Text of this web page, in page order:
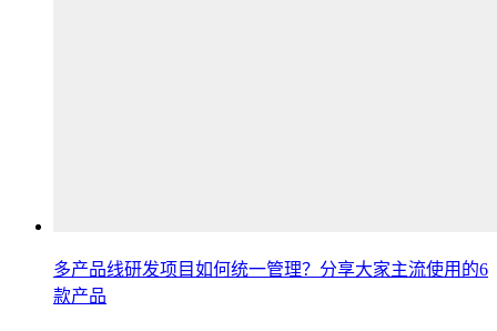
多产品线研发项目如何统一管理？分享大家主流使用的6
款产品